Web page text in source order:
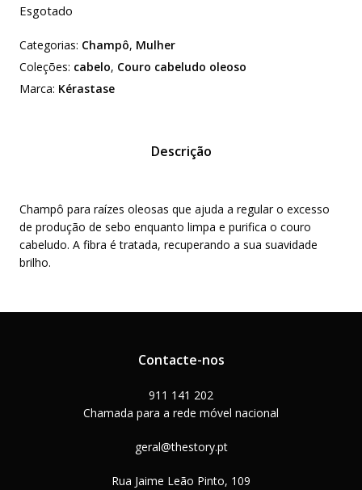
Esgotado
Categorias: Champô, Mulher
Coleções: cabelo, Couro cabeludo oleoso
Marca: Kérastase
Descrição
Champô para raízes oleosas que ajuda a regular o excesso
de produção de sebo enquanto limpa e purifica o couro
cabeludo. A fibra é tratada, recuperando a sua suavidade
brilho.
Contacte-nos
911 141 202
Chamada para a rede móvel nacional
geral@thestory.pt
Rua Jaime Leão Pinto, 109